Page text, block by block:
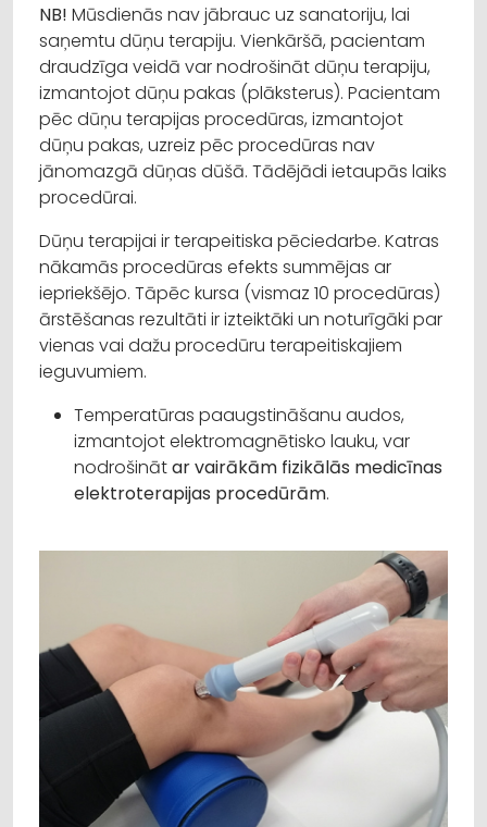
NB! Mūsdienās nav jābrauc uz sanatoriju, lai
saņemtu dūņu terapiju. Vienkāršā, pacientam
draudzīga veidā var nodrošināt dūņu terapiju,
izmantojot dūņu pakas (plāksterus). Pacientam
pēc dūņu terapijas procedūras, izmantojot
dūņu pakas, uzreiz pēc procedūras nav
jānomazgā dūņas dūšā. Tādējādi ietaupās laiks
procedūrai.
Dūņu terapijai ir terapeitiska pēciedarbe. Katras
nākamās procedūras efekts summējas ar
iepriekšējo. Tāpēc kursa (vismaz 10 procedūras)
ārstēšanas rezultāti ir izteiktāki un noturīgāki par
vienas vai dažu procedūru terapeitiskajiem
ieguvumiem.
Temperatūras paaugstināšanu audos,
izmantojot elektromagnētisko lauku, var
nodrošinātar vairākām fizikālās medicīnas
elektroterapijas procedūrām.